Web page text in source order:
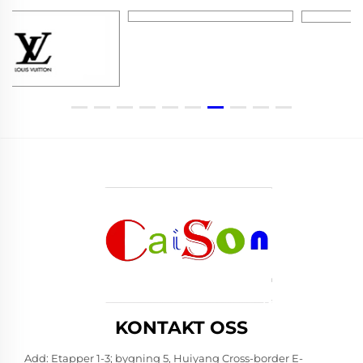
KONTAKT OSS
Add: Etapper 1-3; bygning 5, Huiyang Cross-border E-